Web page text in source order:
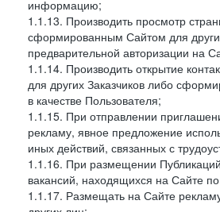
информацию;
1.1.13. Производить просмотр
сформированным Сайтом для
предварительной авторизации на
1.1.14. Производить открытие
для других Заказчиков либо
в качестве Пользователя;
1.1.15. При отправлении
рекламу, явное предложение
иных действий, связанных с
1.1.16. При размещении
вакансий, находящихся на Сайте
1.1.17. Размещать на Сайте